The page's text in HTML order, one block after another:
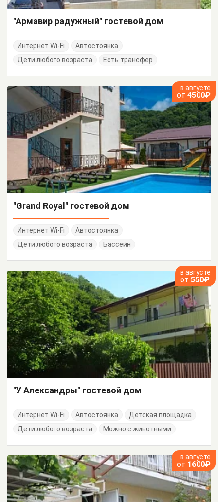
"Армавир радужный" гостевой дом
Интернет Wi-Fi
Автостоянка
Дети любого возраста
Есть трансфер
в августе
от 4500₽
"Grand Royal" гостевой дом
Интернет Wi-Fi
Автостоянка
Дети любого возраста
Бассейн
в августе
от 550₽
"У Александры" гостевой дом
Интернет Wi-Fi Автостоянка
Детская площадка
Дети любого возраста
Можно с животными
в августе
от 1600₽